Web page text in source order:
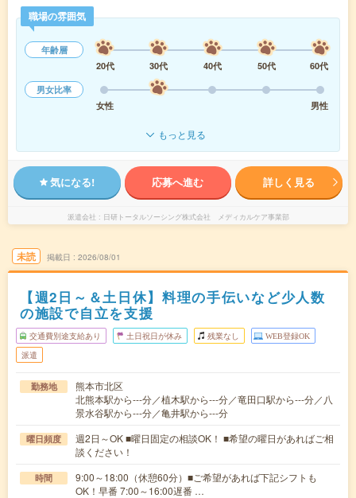
職場の雰囲気
年齢層
20代
30代 40代 50代
60代
男女比率
女性
男性
もっと見る
気になる! 応募へ進む 詳しく見る
派遣会社 日研トータルソーシング株式会社 メディカルケア事業部
未読 掲載日 2026/08/01
【週2日～＆土日休】料理の手伝いなど少人数
の施設で自立を支援
交通費別途支給あり 土日祝日が休み 残業なし WEB登録OK
派遣
勤務地
熊本市北区
北熊本駅から---分／植木駅から---分／竜田口駅から---分／八
景水谷駅から---分／亀井駅から---分
曜日頻度
週2日～OK ■曜日固定の相談OK！ ■希望の曜日があればご相
談ください！
時間
9:00～18:00（休憩60分）■ご希望があれば下記シフトも
OK！早番 7:00～16:00遅番 …